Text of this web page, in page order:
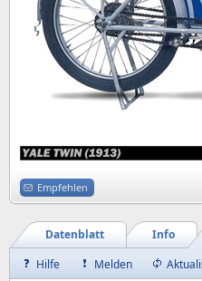
Empfehlen
Info
Datenblatt
Hilfe
Melden